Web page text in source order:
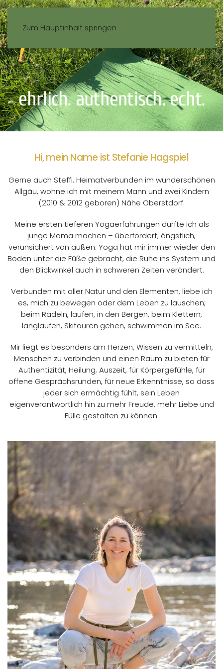
Zum Hauptinhalt springen
ehrlich. authentisch. echt.
Hi, mein Name ist Stefanie Hagspiel
Gerne auch Steffi. Heimatverbunden im wunderschönen
Allgäu, wohne ich mit meinem Mann und zwei Kindern
(2010 & 2012 geboren) Nähe Oberstdorf.
Meine ersten tieferen Yogaerfahrungen durfte ich als
junge Mama machen – überfordert, ängstlich,
verunsichert von außen. Yoga hat mir immer wieder den
Boden unter die Füße gebracht, die Ruhe ins System und
den Blickwinkel auch in schweren Zeiten verändert.
Verbunden mit aller Natur und den Elementen, liebe ich
es, mich zu bewegen oder dem Leben zu lauschen;
beim Radeln, laufen, in den Bergen, beim Klettern,
langlaufen, Skitouren gehen, schwimmen im See.
Mir liegt es besonders am Herzen, Wissen zu vermitteln,
Menschen zu verbinden und einen Raum zu bieten für
Authentizität, Heilung, Auszeit, für Körpergefühle, für
offene Gesprächsrunden, für neue Erkenntnisse, so dass
jeder sich ermächtig fühlt, sein Leben
eigenverantwortlich hin zu mehr Freude, mehr Liebe und
Fülle gestalten zu können.